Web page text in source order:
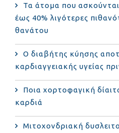
Τα άτομα που
έως 40% λιγότερες
θανάτου
Ο διαβήτης κύησης
καρδιαγγειακής υγείας
Ποια χορτοφαγική
καρδιά
Μιτοχονδριακή